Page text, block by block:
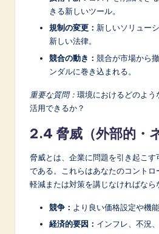
きる新しいツール。
規制の変更： 新しいソリュー
新しい法律。
競合の動き： 競合が市場から
ンダルに巻き込まれる。
重要な質問： 環境におけるどのよう
活用できるか？
2.4 脅威（外部的・
脅威とは、企業に問題を引き起こす
である。これらはあなたのコントロ
軽減または対策を講じなければなら
競争： より良い価格設定や機
経済的要因： インフレ、不況